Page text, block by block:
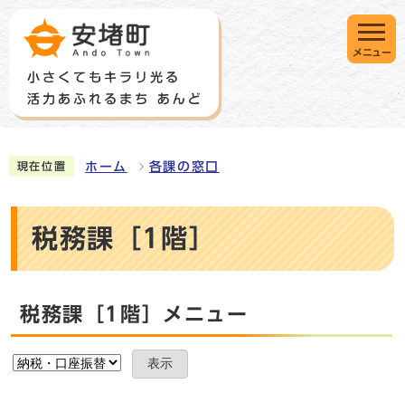
メニュー
現在位置 ホーム 各課の窓口
税務課［1階］
税務課［1階］メニュー
表示